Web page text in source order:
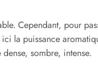
Cependant, pour
la puissance
sombre, intense.